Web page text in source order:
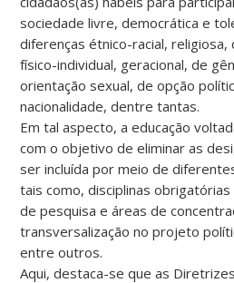
sociedade livre, democrática e
diferenças étnico-racial,
físico-individual, geracional, de
orientação sexual, de opção
nacionalidade, dentre tantas.
Em tal aspecto, a educação
com o objetivo de eliminar as
ser incluída por meio de
tais como, disciplinas
de pesquisa e áreas de
transversalização no projeto
entre outros.
Aqui, destaca-se que as